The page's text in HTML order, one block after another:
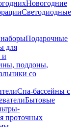
Новогодние
Светодиодные
Подарочные
для
и
поддоны,
со
Спа-бассейны с
Бытовые
проточных